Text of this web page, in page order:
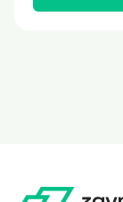
180000 руб
4500000 руб